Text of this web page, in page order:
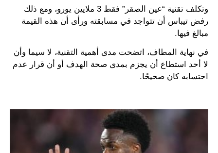
وتكلف تقنية “عين الصقر” فقط 3 ملايين يورو، ومع ذلك
رفض تيباس أن تتواجد في مسابقته ورأى أن هذه القيمة
مبالغ فيها.
في نهاية المطاف، اتضحت مدى أهمية التقنية، لا سيما وأن
لا أحد استطاع أن يجزم بمدى صحة الهدف أو أن قرار عدم
احتسابه كان صحيحًا.